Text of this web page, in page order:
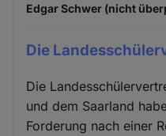
Edgar Schwer (nicht
Die
Die
und dem Saarland
Forderung nach einer